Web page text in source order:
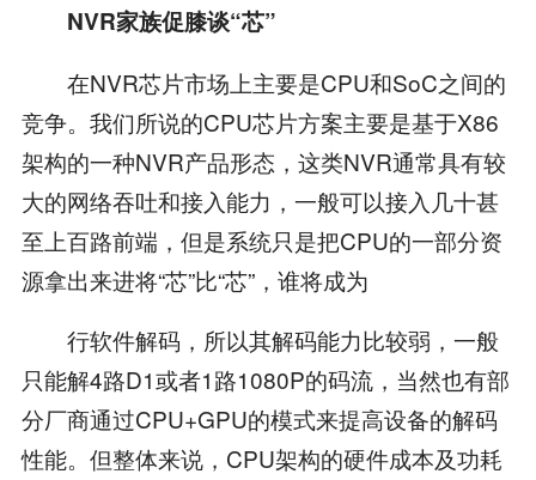
NVR家族促膝谈“芯”
在NVR芯片市场上主要是CPU和SoC之间的
竞争。我们所说的CPU芯片方案主要是基于X86
架构的一种NVR产品形态，这类NVR通常具有较
大的网络吞吐和接入能力，一般可以接入几十甚
至上百路前端，但是系统只是把CPU的一部分资
源拿出来进将“芯”比“芯”，谁将成为
行软件解码，所以其解码能力比较弱，一般
只能解4路D1或者1路1080P的码流，当然也有部
分厂商通过CPU+GPU的模式来提高设备的解码
性能。但整体来说，CPU架构的硬件成本及功耗